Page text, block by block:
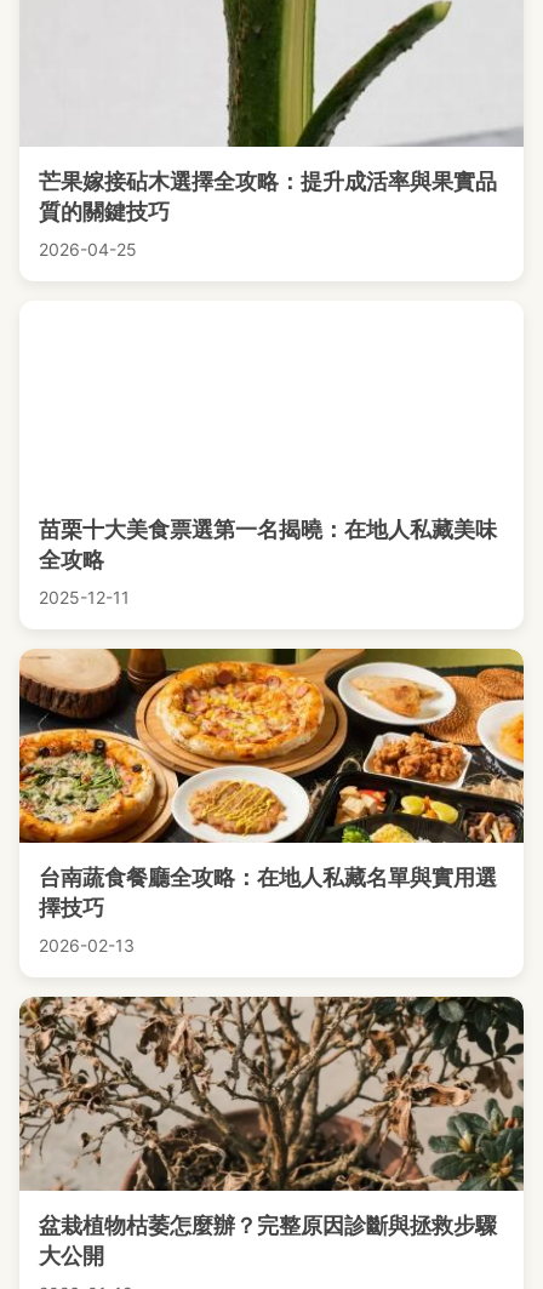
芒果嫁接砧木選擇全攻略：提升成活率與果實品
質的關鍵技巧
2026-04-25
苗栗十大美食票選第一名揭曉：在地人私藏美味
全攻略
2025-12-11
台南蔬食餐廳全攻略：在地人私藏名單與實用選
擇技巧
2026-02-13
盆栽植物枯萎怎麼辦？完整原因診斷與拯救步驟
大公開